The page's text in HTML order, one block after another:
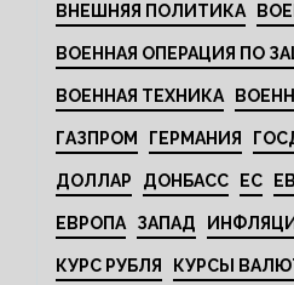
ВНЕШНЯЯ ПОЛИТИКА
ВОЕННАЯ ОПЕРАЦИЯ ПО
ВОЕННАЯ ТЕХНИКА
ГАЗПРОМ ГЕРМАНИЯ
ДОЛЛАР ДОНБАСС ЕС
ЕВРОПА ЗАПАД
КУРС РУБЛЯ КУРСЫ